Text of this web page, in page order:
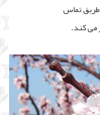
تماس
می کند.